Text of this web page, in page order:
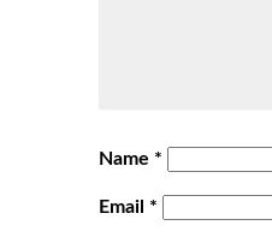
Name *
Email *